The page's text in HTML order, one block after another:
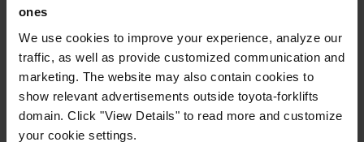
ones
We use cookies to improve your experience, analyze our
traffic, as well as provide customized communication and
marketing. The website may also contain cookies to
show relevant advertisements outside toyota-forklifts
domain. Click "View Details" to read more and customize
your cookie settings.
Biztonsági funkciók
A biztonsági funkciók, mint például a különböző típusú
figyelmeztető lámpák, köztük a kék LED világítás és a
figyelmeztető hangjelzők opcionálisan rendelhetők.